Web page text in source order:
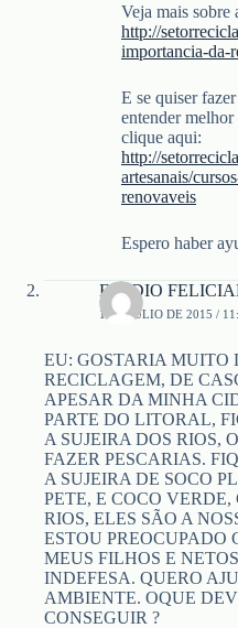
Veja mais sobre
http://
importancia-da-
E se quiser
entender
clique aqui:
http://
artesanais/
renovaveis
Espero haber
EMIDIO
1 DE JULIO DE 2015 /
EU: GOSTARIA MUITO
RECICLAGEM, DE
APESAR DA MINHA
PARTE DO LITORAL,
A SUJEIRA DOS RIOS,
FAZER PESCARIAS.
A SUJEIRA DE SOCO
PETE, E COCO
RIOS, ELES SÃO A
ESTOU PREOCUPADO
MEUS FILHOS E
INDEFESA. QUERO
AMBIENTE. OQUE
CONSEGUIR ?